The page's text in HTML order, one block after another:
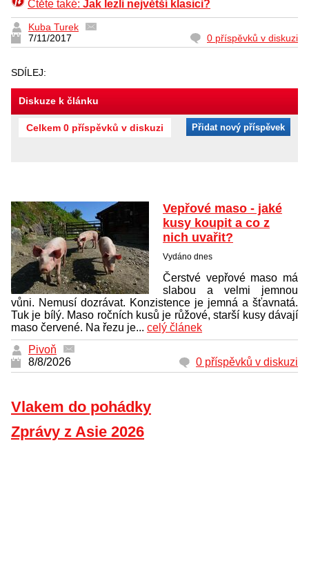
Čtěte také: Jak lezli největší klasici?
Kuba Turek
7/11/2017
0 příspěvků v diskuzi
SDÍLEJ:
Diskuze k článku
Celkem 0 příspěvků v diskuzi Přidat nový příspěvek
Vepřové maso - jaké
kusy koupit a co z
nich uvařit?
Vydáno dnes
Čerstvé vepřové maso má
slabou a velmi jemnou
vůni. Nemusí dozrávat. Konzistence je jemná a šťavnatá.
Tuk je bílý. Maso ročních kusů je růžové, starší kusy dávají
maso červené. Na řezu je... celý článek
Pivoň
8/8/2026
0 příspěvků v diskuzi
Vlakem do pohádky
Zprávy z Asie 2026